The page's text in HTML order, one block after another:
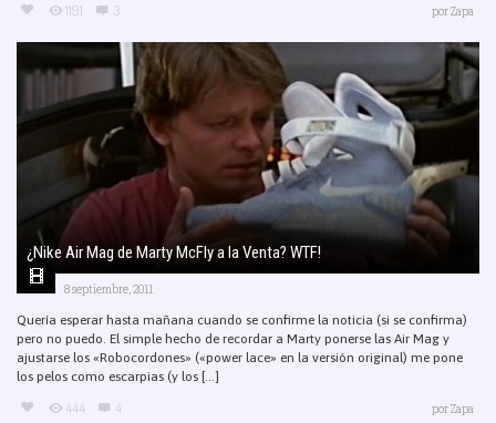
1191 3 porZapa
¿Nike Air Mag de Marty McFly a la Venta? WTF!
8 septiembre, 2011
Quería esperar hasta mañana cuando se confirme la noticia (si se confirma)
pero no puedo. El simple hecho de recordar a Marty ponerse las Air Mag y
ajustarse los «Robocordones» («power lace» en la versión original) me pone
los pelos como escarpias (y los [...]
444 4 porZapa